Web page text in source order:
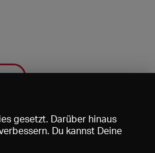
gesetzt. Darüber hinaus
Du kannst Deine